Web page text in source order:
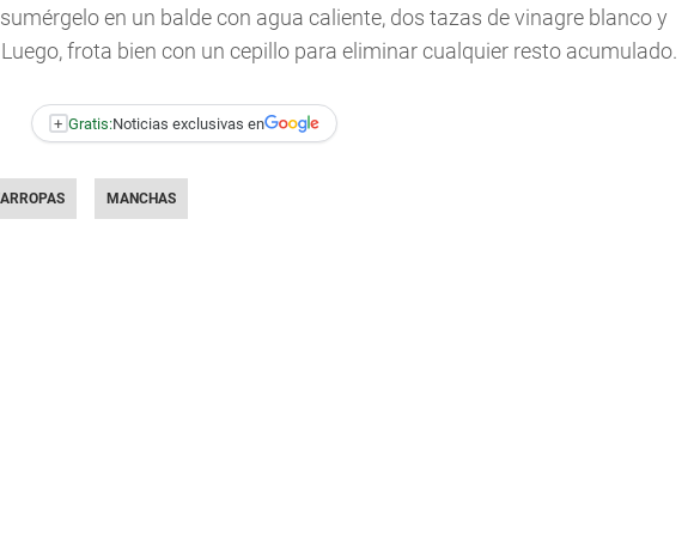
en un balde con agua caliente, dos tazas de vinagre blanco y
frota bien con un cepillo para eliminar cualquier resto acumulado.
+ Gratis:Noticias exclusivas en
MANCHAS